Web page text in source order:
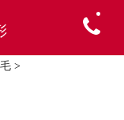
>